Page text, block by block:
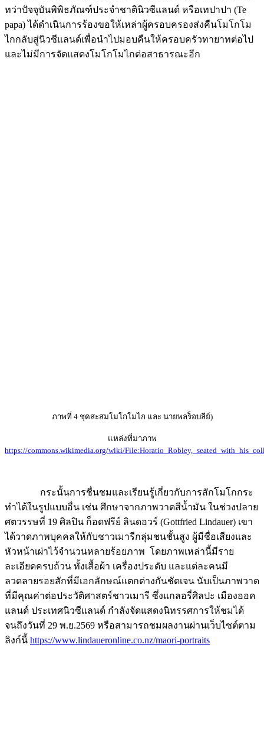
ทว่าปัจจุบันพิพิธภัณฑ์ประจำชาตินิวซีแลนด์ หรือเทปาปา (Te
papa) ได้ดำเนินการร้องขอให้เหล่าผู้ครอบครองส่งคืนโมโกโม
ไกกลับสู่นิวซีแลนด์เพื่อนำไปมอบคืนให้ครอบครัวทายาทต่อไป
และไม่มีการจัดแสดงโมโกโมไกต่อสาธารณะอีก
ภาพที่ 4 ชุดสะสมโมโกโมไก และ นายพลร็อบลีย์)
แหล่งที่มาภาพ
https://commons.wikimedia.org/wiki/
กระนั้นการชื่นชมและเรียนรู้เกี่ยวกับการสักโมโกกระ
ทำได้ในรูปแบบอื่น เช่น ศึกษาจากภาพวาดสีน้ำมัน ในช่วงปลาย
ศตวรรษที่ 19 ศิลปิน ก็อดฟรีย์ ลินดอวร์ (Gottfried Lindauer) เขา
ได้วาดภาพบุคคลให้กับชาวเมารีกลุ่มชนชั้นสูง ผู้มีชื่อเสียงและ
หัวหน้าเผ่าไว้จำนวนหลายร้อยภาพ โดยภาพเหล่านี้มีราย
ละเอียดครบถ้วน ทั้งเสื้อผ้า เครื่องประดับ และแต่ละคนมี
ลวดลายรอยสักที่มีเอกลักษณ์แตกต่างกันชัดเจน นับเป็นภาพวาด
ที่มีคุณค่าต่อประวัติศาสตร์ชาวเมารี ซึ่งแกลอรี่ศิลปะ เมืองออค
แลนด์ ประเทศนิวซีแลนด์ กำลังจัดแสดงนิทรรศการให้ชมได้
จนถึงวันที่ 29 พ.ย.​2569 หรือสามารถชมผลงานผ่านเว็บไซต์ตาม
ลิงก์นี้ https://www.lindaueronline.co.nz/maori-portraits